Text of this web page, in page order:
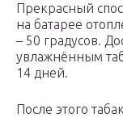
Прекрасный
на батарее
– 50 градусов.
увлажнённым
14 дней.
После этого